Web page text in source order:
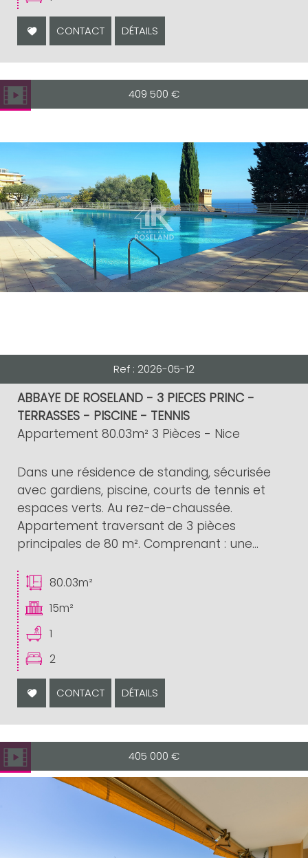
CONTACT DÉTAILS
409 500 €
Ref : 2026-05-12
ABBAYE DE ROSELAND - 3 PIECES PRINC -
TERRASSES - PISCINE - TENNIS
Appartement 80.03m² 3 Pièces - Nice
Dans une résidence de standing, sécurisée
avec gardiens, piscine, courts de tennis et
espaces verts. Au rez-de-chaussée.
Appartement traversant de 3 pièces
principales de 80 m². Comprenant : une...
80.03m²
15m²
1
2
CONTACT DÉTAILS
405 000 €